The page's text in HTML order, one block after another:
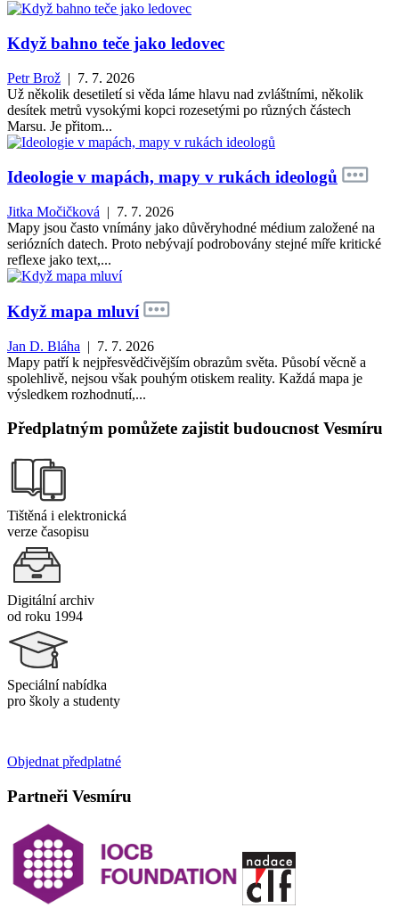
Když bahno teče jako ledovec
Petr Brož | 7. 7. 2026
Už několik desetiletí si věda láme hlavu nad zvláštními, několik
desítek metrů vysokými kopci rozesetými po různých částech
Marsu. Je přitom...
Ideologie v mapách, mapy v rukách ideologů
Jitka Močičková | 7. 7. 2026
Mapy jsou často vnímány jako důvěryhodné médium založené na
seriózních datech. Proto nebývají podrobovány stejné míře kritické
reflexe jako text,...
Když mapa mluví
Jan D. Bláha | 7. 7. 2026
Mapy patří k nejpřesvědčivějším obrazům světa. Působí věcně a
spolehlivě, nejsou však pouhým otiskem reality. Každá mapa je
výsledkem rozhodnutí,...
Předplatným pomůžete zajistit budoucnost Vesmíru
Tištěná i elektronická
verze časopisu
Digitální archiv
od roku 1994
Speciální nabídka
pro školy a studenty
Objednat předplatné
Partneři Vesmíru